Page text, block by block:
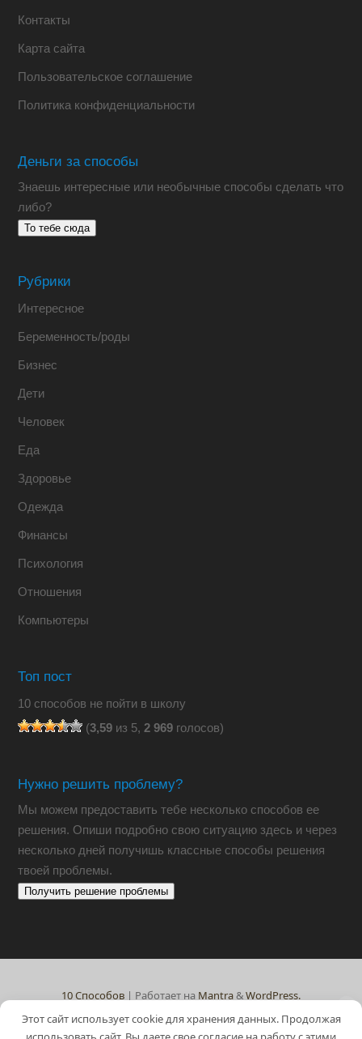
Контакты
Карта сайта
Пользовательское соглашение
Политика конфиденциальности
Деньги за способы
Знаешь интересные или необычные способы сделать что
либо?
То тебе сюда
Рубрики
Интересное
Беременность/роды
Бизнес
Дети
Человек
Еда
Здоровье
Одежда
Финансы
Психология
Отношения
Компьютеры
Топ пост
10 способов не пойти в школу
(3,59из 5, 2 969голосов)
Нужно решить проблему?
Мы можем предоставить тебе несколько способов ее
решения. Опиши подробно свою ситуацию здесь и через
несколько дней получишь классные способы решения
твоей проблемы.
Получить решение проблемы
10 Способов | Работает на Mantra&WordPress.
Этот сайт использует cookie для хранения данных. Продолжая